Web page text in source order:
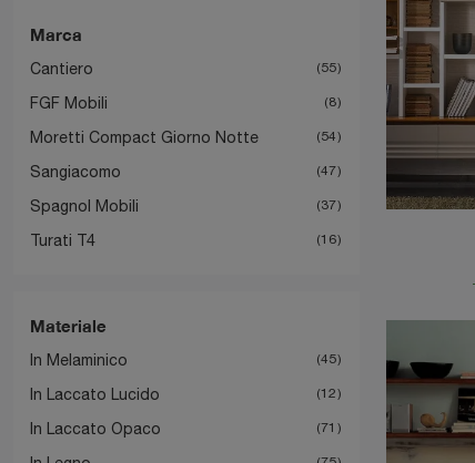
Marca
Cantiero 55
FGF Mobili 8
Moretti Compact Giorno Notte 54
Sangiacomo 47
Spagnol Mobili 37
Turati T4 16
Materiale
In Melaminico 45
In Laccato Lucido 12
In Laccato Opaco 71